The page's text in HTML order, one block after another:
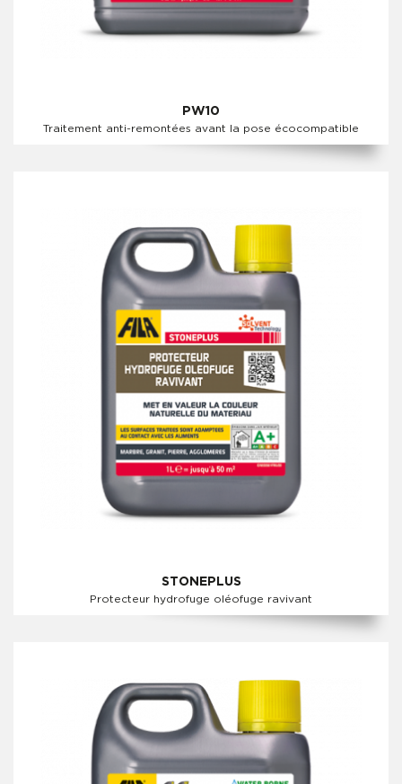
PW10
Traitement anti-remontées avant la pose écocompatible
STONEPLUS
Protecteur hydrofuge oléofuge ravivant